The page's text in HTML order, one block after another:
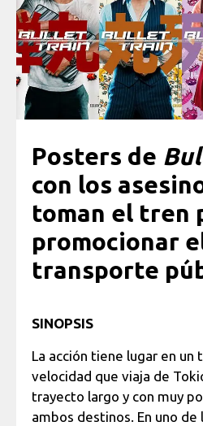
Posters de
con los
toman el tren
promocionar
transporte
SINOPSIS
La acción tiene lugar en un
velocidad que viaja de
trayecto largo y con muy
ambos destinos. En uno de